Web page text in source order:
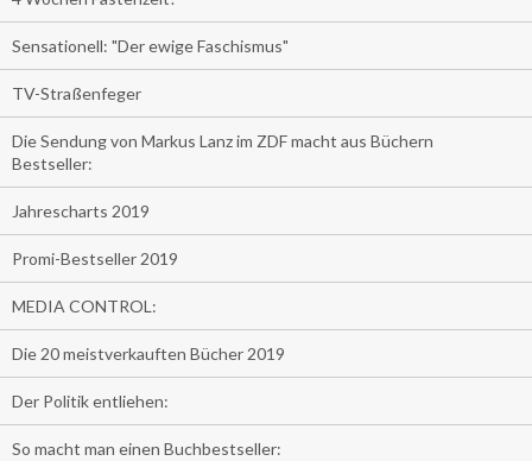
Sensationell: "Der ewige Faschismus"
TV-Straßenfeger
Die Sendung von Markus Lanz im ZDF macht aus Büchern
Bestseller:
Jahrescharts 2019
Promi-Bestseller 2019
MEDIA CONTROL:
Die 20 meistverkauften Bücher 2019
Der Politik entliehen:
So macht man einen Buchbestseller: